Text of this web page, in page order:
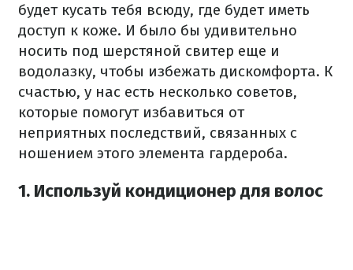
будет кусать тебя всюду, где будет иметь
доступ к коже. И было бы удивительно
носить под шерстяной свитер еще и
водолазку, чтобы избежать дискомфорта. К
счастью, у нас есть несколько советов,
которые помогут избавиться от
неприятных последствий, связанных с
ношением этого элемента гардероба.
1. Используй кондиционер для волос